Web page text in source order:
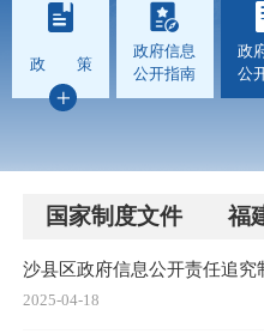
政 策
政府信息
公开指南
政
公
国家制度文件 福
沙县区政府信息公开责任追究
2025-04-18